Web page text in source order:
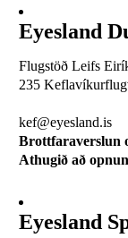
Eyesland
Flugstöð Leifs
235
kef@eyesland.is
Brottfaraverslun
Athugið að
Eyesland